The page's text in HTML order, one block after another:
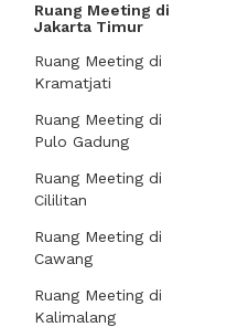
Ruang Meeting di
Jakarta Timur
Ruang Meeting di
Kramatjati
Ruang Meeting di
Pulo Gadung
Ruang Meeting di
Cililitan
Ruang Meeting di
Cawang
Ruang Meeting di
Kalimalang